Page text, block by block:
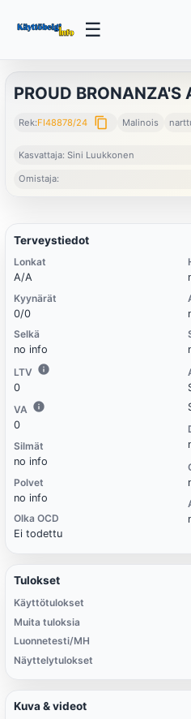
☰
PROUD BRONANZA'S
Rek:FI48878/24 content_copy Malinois
Kasvattaja: Sini Luukkonen
Omistaja:
Terveystiedot
Lonkat
A/A
Kyynärät
0/0
Selkä
no info
LTV
0
VA
0
Silmät
no info
Polvet
no info
Olka OCD
Ei todettu
Tulokset
Käyttötulokset
Muita tuloksia
Luonnetesti/MH
Näyttelytulokset
Kuva & videot